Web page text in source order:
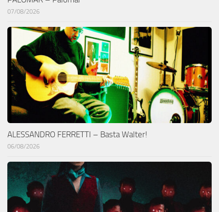
07/08/2026
ALESSANDRO FERRETTI – Basta Walter!
06/08/2026